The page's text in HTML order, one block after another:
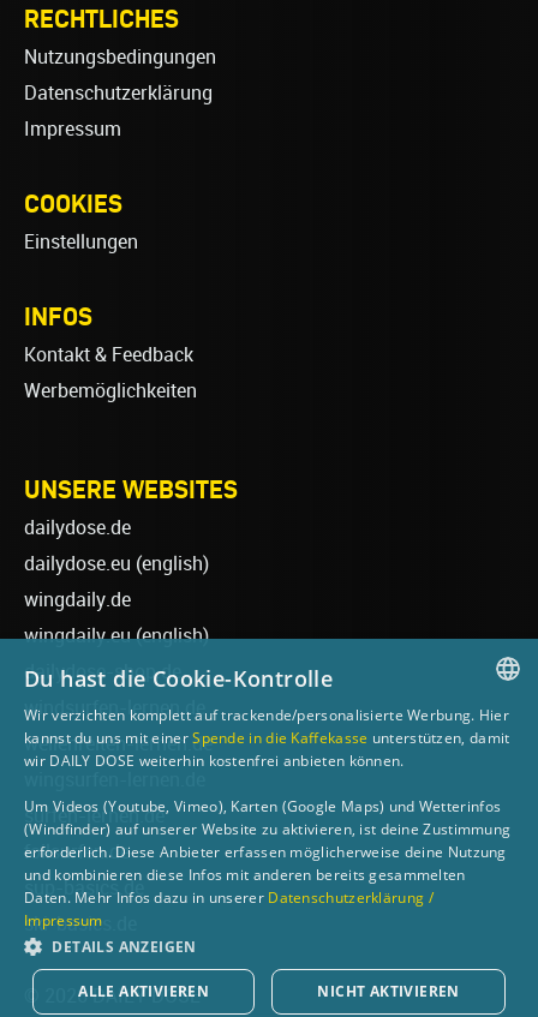
RECHTLICHES
Nutzungsbedingungen
Datenschutzerklärung
Impressum
COOKIES
Einstellungen
INFOS
Kontakt & Feedback
Werbemöglichkeiten
UNSERE WEBSITES
dailydose.de
dailydose.eu (english)
wingdaily.de
wingdaily.eu(english)
dailydose-shop.de
windsurfen-lernen.de
wellenreiten-lernen.de
surfen-lernen.de
foilsurfen.de
sup-basics.de
ski-basics.de
© 2026 DAILY DOSE
GERMAN
Du hast die Cookie-Kontrolle
Wir verzichten komplett auf trackende/personalisierte Werbung. Hier
kannst du uns mit einerSpende in die Kaffekasse unterstützen, damit
wir DAILY DOSE weiterhin kostenfrei anbieten können.
Um Videos (Youtube, Vimeo), Karten (Google Maps) und Wetterinfos
(Windfinder) auf unserer Website zu aktivieren, ist deine Zustimmung
erforderlich. Diese Anbieter erfassen möglicherweise deine Nutzung
und kombinieren diese Infos mit anderen bereits gesammelten
Daten. Mehr Infos dazu in unserer Datenschutzerklärung /
Impressum
DETAILS ANZEIGEN
ALLE AKTIVIEREN NICHT AKTIVIEREN